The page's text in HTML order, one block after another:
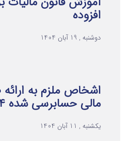
افزوده
دوشنبه , 19 آبان 1404
اشخاص ملزم به
مالی حسابرسی شده ۱۴۰۴
یکشنبه , 11 آبان 1404